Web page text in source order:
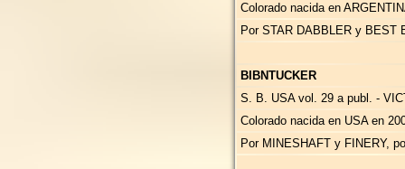
Colorado nacida en
Por STAR DABBLER y BEST
BIBNTUCKER
S. B. USA vol. 29 a publ. -
Colorado nacida en USA en
Por MINESHAFT y FINERY,